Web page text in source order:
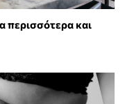
περισσότερα και